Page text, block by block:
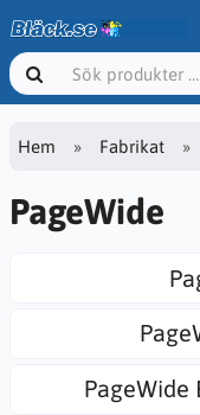
Hem Fabrikat
PageWide
PageWide